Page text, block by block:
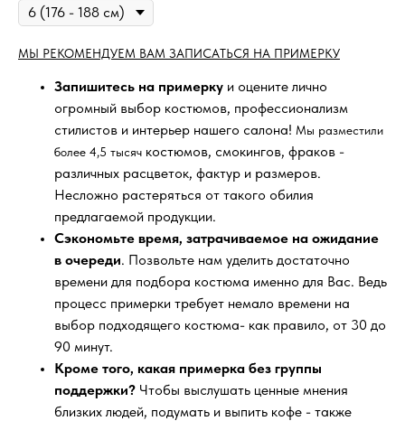
МЫ РЕКОМЕНДУЕМ ВАМ ЗАПИСАТЬСЯ НА ПРИМЕРКУ
Запишитесь на примерку и оцените лично
огромный выбор костюмов, профессионализм
стилистов и интерьер нашего салона! Мы разместили
более 4,5 тысяч костюмов, смокингов, фраков -
различных расцветок, фактур и размеров.
Несложно растеряться от такого обилия
предлагаемой продукции.
Сэкономьте время, затрачиваемое на ожидание
в очереди. Позвольте нам уделить достаточно
времени для подбора костюма именно для Вас. Ведь
процесс примерки требует немало времени на
выбор подходящего костюма- как правило, от 30 до
90 минут.
Кроме того, какая примерка без группы
поддержки? Чтобы выслушать ценные мнения
близких людей, подумать и выпить кофе - также